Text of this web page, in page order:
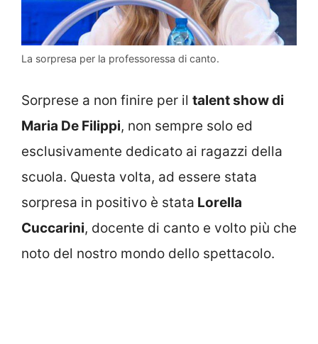
La sorpresa per la professoressa di canto.
Sorprese a non finire per il talent show di
Maria De Filippi, non sempre solo ed
esclusivamente dedicato ai ragazzi della
scuola. Questa volta, ad essere stata
sorpresa in positivo è stata Lorella
Cuccarini, docente di canto e volto più che
noto del nostro mondo dello spettacolo.